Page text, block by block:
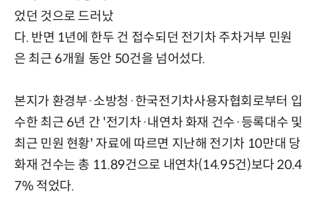
었던 것으로 드러났
다. 반면 1년에 한두 건 접수되던 전기차 주차거부 민원
은 최근 6개월 동안 50건을 넘어섰다.
본지가 환경부·소방청·한국전기차사용자협회로부터 입
수한 최근 6년 간 '전기차·내연차 화재 건수·등록대수 및
최근 민원 현황' 자료에 따르면 지난해 전기차 10만대 당
화재 건수는 총 11.89건으로 내연차(14.95건)보다 20.4
7% 적었다.